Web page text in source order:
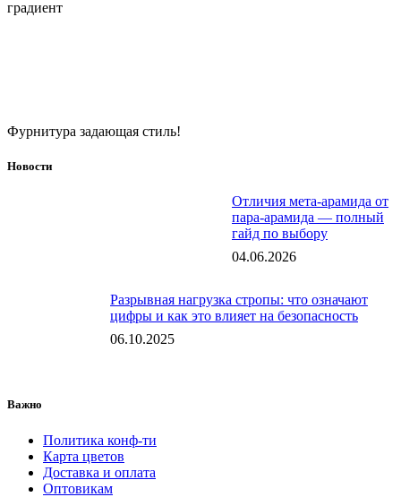
градиент
Фурнитура задающая стиль!
Новости
Отличия мета-арамида от
пара-арамида — полный
гайд по выбору
04.06.2026
Разрывная нагрузка стропы: что означают
цифры и как это влияет на безопасность
06.10.2025
Важно
Политика конф-ти
Карта цветов
Доставка и оплата
Оптовикам